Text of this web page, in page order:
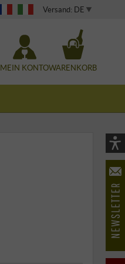
Versand: DE
MEIN KONTOWARENKORB